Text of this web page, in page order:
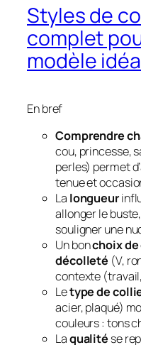
Styles de
complet
modèle
En bref
Comprendre
cou, princesse,
perles) permet
tenue et
La longueur
allonger le
souligner une
Un bonchoix
décolleté (V,
contexte
Letype de
acier, plaqué)
couleurs : tons
Laqualité se